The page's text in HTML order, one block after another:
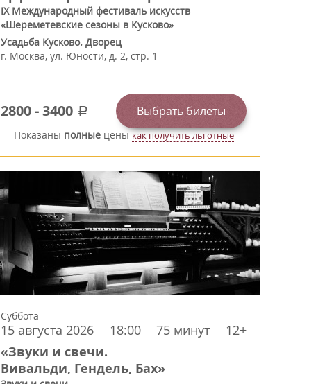
IX Международный фестиваль искусств
«Шереметевские сезоны в Кусково»
Усадьба Кусково. Дворец
г. Москва, ул. Юности, д. 2, стр. 1
2800-3400 a Выбрать билеты
Показаны полныеценыкак получить льготные
Суббота
15 августа 2026 18:00 75 минут 12+
«Звуки и свечи.
Вивальди, Гендель, Бах»